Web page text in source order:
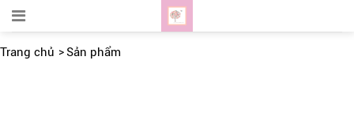
Trang chủ Sản phẩm